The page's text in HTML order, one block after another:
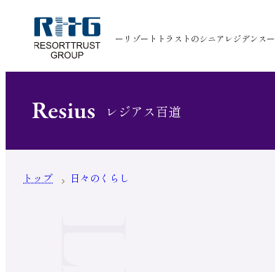
ーリゾートトラストのシニアレジデンスー
レジアス百道
トップ 日々のくらし